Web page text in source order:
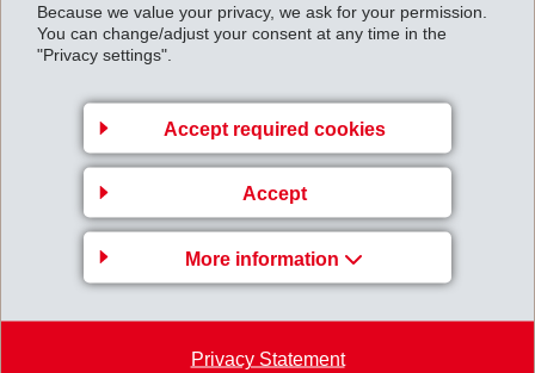
Because we value your privacy, we ask for your permission.
You can change/adjust your consent at any time in the
"Privacy settings".
Accept required cookies
Accept
More information
Privacy Statement
Rubrik "EMSORAMA Mobil" Bilder zu den
vergangenen Ausstellungen und weitere Informationen